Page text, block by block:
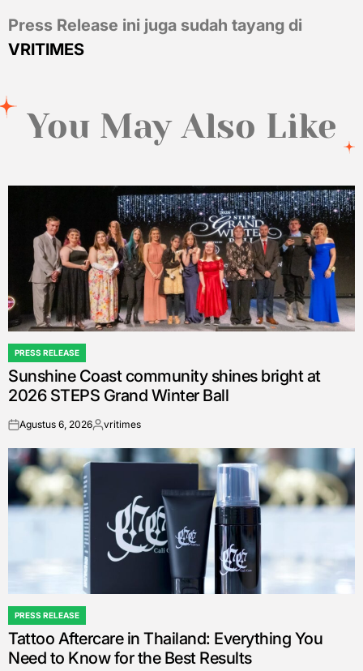
Press Release ini juga sudah tayang di
VRITIMES
You May Also Like
POSTED
IN
PRESS RELEASE
Sunshine Coast community shines bright at
2026 STEPS Grand Winter Ball
onAgustus 6, 2026Posted
vritimes
POSTED
IN
PRESS RELEASE
Tattoo Aftercare in Thailand: Everything You
Need to Know for the Best Results